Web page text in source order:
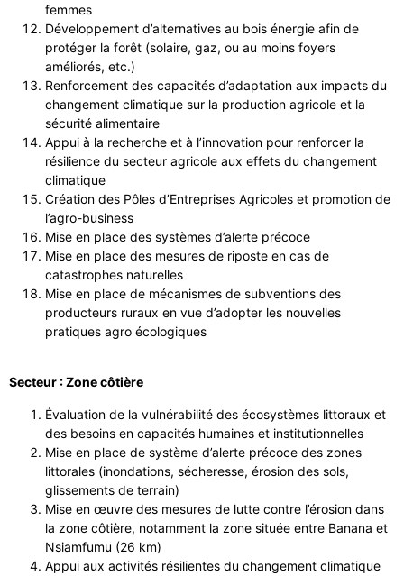
femmes
Développement d’alternatives au bois énergie afin de
protéger la forêt (solaire, gaz, ou au moins foyers
améliorés, etc.)
Renforcement des capacités d’adaptation aux impacts du
changement climatique sur la production agricole et la
sécurité alimentaire
Appui à la recherche et à l’innovation pour renforcer la
résilience du secteur agricole aux effets du changement
climatique
Création des Pôles d’Entreprises Agricoles et promotion de
l’agro-business
Mise en place des systèmes d’alerte précoce
Mise en place des mesures de riposte en cas de
catastrophes naturelles
Mise en place de mécanismes de subventions des
producteurs ruraux en vue d’adopter les nouvelles
pratiques agro écologiques
Secteur : Zone côtière
Évaluation de la vulnérabilité des écosystèmes littoraux et
des besoins en capacités humaines et institutionnelles
Mise en place de système d’alerte précoce des zones
littorales (inondations, sécheresse, érosion des sols,
glissements de terrain)
Mise en œuvre des mesures de lutte contre l’érosion dans
la zone côtière, notamment la zone située entre Banana et
Nsiamfumu (26 km)
Appui aux activités résilientes du changement climatique